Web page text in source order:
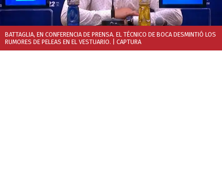
BATTAGLIA, EN CONFERENCIA DE PRENSA. EL TÉCNICO DE BOCA DESMINTIÓ LOS
RUMORES DE PELEAS EN EL VESTUARIO. | CAPTURA